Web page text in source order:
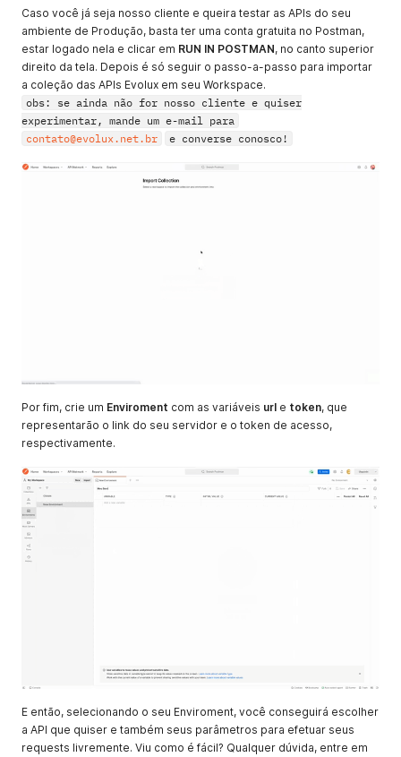
Caso você já seja nosso cliente e queira testar as APIs do seu
ambiente de Produção, basta ter uma conta gratuita no Postman,
estar logado nela e clicar em RUN IN POSTMAN, no canto superior
direito da tela. Depois é só seguir o passo-a-passo para importar
a coleção das APIs Evolux em seu Workspace.
obs: se ainda não for nosso cliente e quiser
experimentar, mande um e-mail para
contato@evolux.net.br
e converse conosco!
Por fim, crie um Enviroment com as variáveis url e token, que
representarão o link do seu servidor e o token de acesso,
respectivamente.
E então, selecionando o seu Enviroment, você conseguirá escolher
a API que quiser e também seus parâmetros para efetuar seus
requests livremente. Viu como é fácil? Qualquer dúvida, entre em